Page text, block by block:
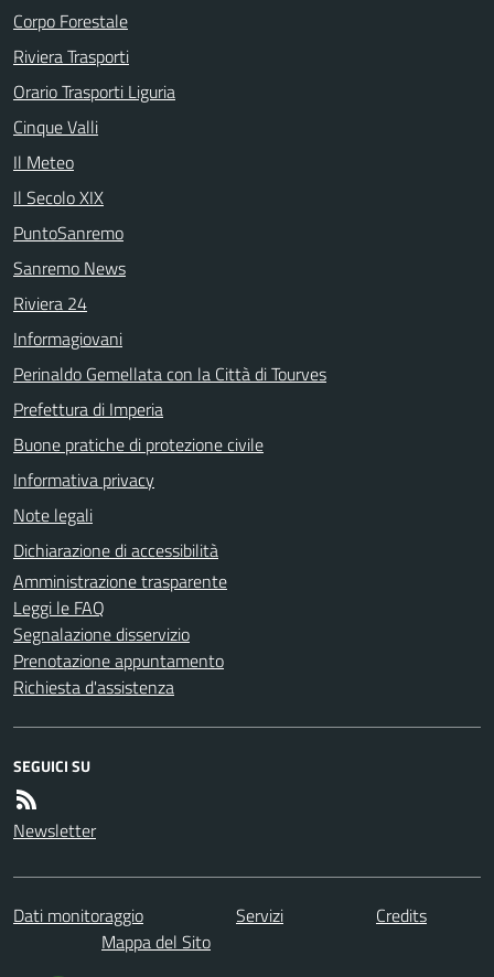
Corpo Forestale
Riviera Trasporti
Orario Trasporti Liguria
Cinque Valli
Il Meteo
Il Secolo XIX
PuntoSanremo
Sanremo News
Riviera 24
Informagiovani
Perinaldo Gemellata con la Città di Tourves
Prefettura di Imperia
Buone pratiche di protezione civile
Informativa privacy
Note legali
Dichiarazione di accessibilità
Amministrazione trasparente
Leggi le FAQ
Segnalazione disservizio
Prenotazione appuntamento
Richiesta d'assistenza
SEGUICI SU
Newsletter
Dati monitoraggio Servizi
Credits
Mappa del Sito